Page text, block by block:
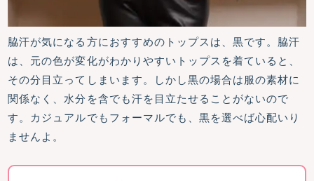
脇汗が気になる方におすすめのトップスは、黒です。脇汗
は、元の色が変化がわかりやすいトップスを着ていると、
その分目立ってしまいます。しかし黒の場合は服の素材に
関係なく、水分を含でも汗を目立たせることがないので
す。カジュアルでもフォーマルでも、黒を選べば心配いり
ませんよ。